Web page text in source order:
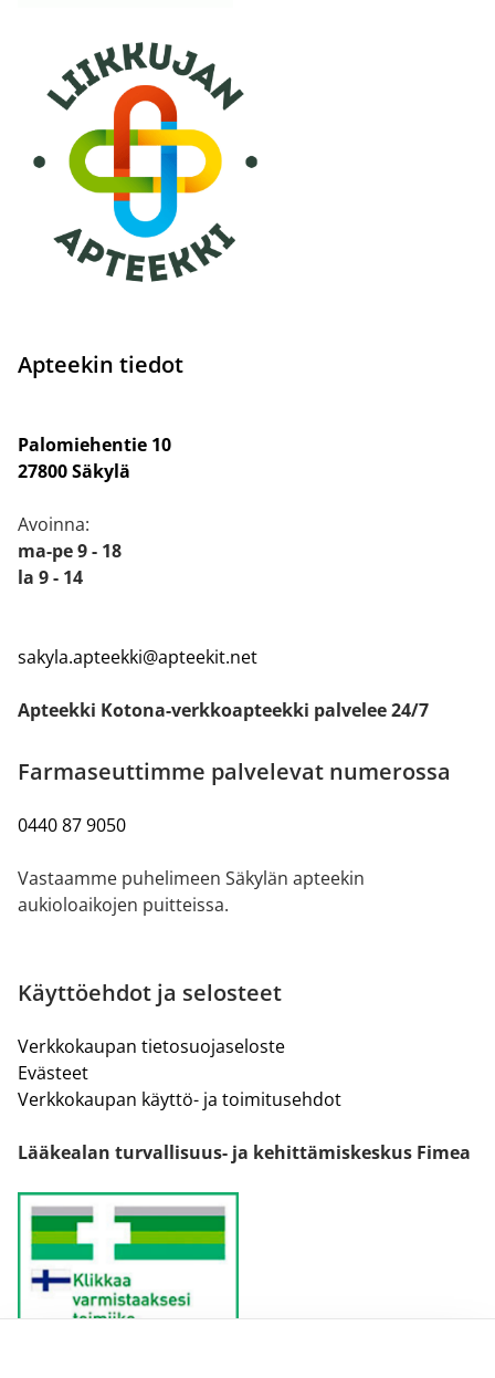
Apteekin tiedot
Palomiehentie 10
27800 Säkylä
Avoinna:
ma-pe 9 - 18
la 9 - 14
sakyla.apteekki@apteekit.net
Apteekki Kotona-verkkoapteekki palvelee 24/7
Farmaseuttimme palvelevat numerossa
0440 87 9050
Vastaamme puhelimeen Säkylän apteekin
aukioloaikojen puitteissa.
Käyttöehdot ja selosteet
Verkkokaupan tietosuojaseloste
Evästeet
Verkkokaupan käyttö- ja toimitusehdot
Lääkealan turvallisuus- ja kehittämiskeskus Fimea